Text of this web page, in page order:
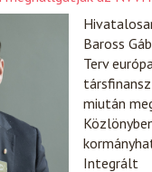
Baross
Terv
miután
Integrált